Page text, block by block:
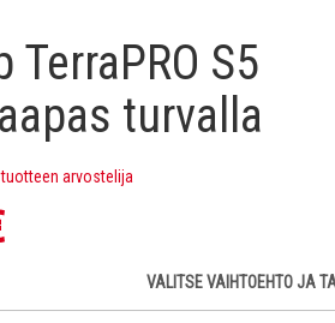
TerraPRO S5
turvalla
arvostelija
VALITSE VAIHTOEHTO JA